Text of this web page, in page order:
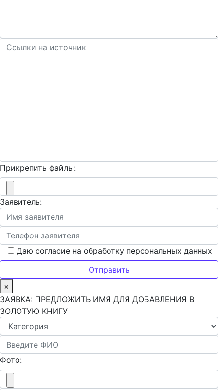
Прикрепить файлы:
Заявитель:
Даю согласие на обработку персональных данных
×
ЗАЯВКА: ПРЕДЛОЖИТЬ ИМЯ ДЛЯ ДОБАВЛЕНИЯ В
ЗОЛОТУЮ КНИГУ
Фото: